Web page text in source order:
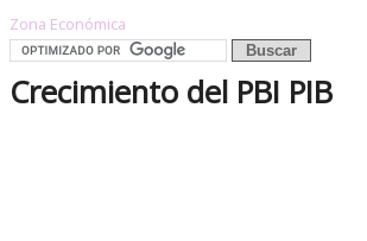
Zona Económica
Crecimiento del PBI PIB